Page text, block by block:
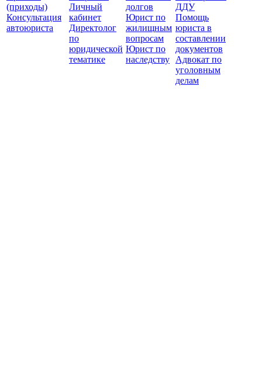
(приходы)
Консультация
автоюриста
Личный
кабинет
Директолог
по
юридической
тематике
долгов
Юрист по
жилищным
вопросам
Юрист по
наследству
ДДУ
Помощь
юриста в
составлении
документов
Адвокат по
уголовным
делам